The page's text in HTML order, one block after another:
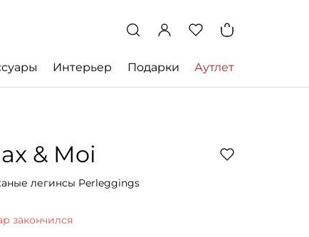
Интерьер Подарки Аутлет
& Moi
легинсы Perleggings
закончился